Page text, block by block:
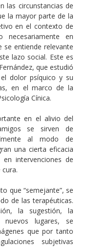
las circunstancias de
la mayor parte de la
en el contexto de
en
se entiende relevante
lazo social. Este es
que estudió
dolor psíquico y su
en el marco de la
Cínica.
en el alivio del
se sirven de
al modo de
una cierta eficacia
intervenciones de
que “semejante”, se
de las terapéuticas.
la sugestión, la
lugares, se
que por tanto
subjetivas